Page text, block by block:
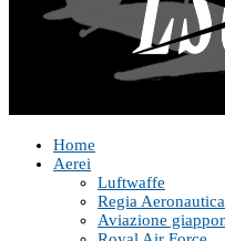
Home
Aerei
Luftwaffe
Regia Aeronautica
Aviazione